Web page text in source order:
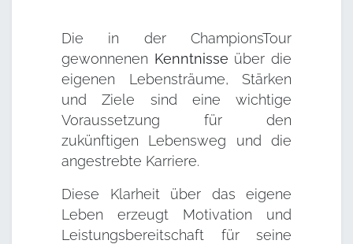
Die in der ChampionsTour
gewonnenen Kenntnisse über die
eigenen Lebensträume, Stärken
und Ziele sind eine wichtige
Voraussetzung für den
zukünftigen Lebensweg und die
angestrebte Karriere.
Diese Klarheit über das eigene
Leben erzeugt Motivation und
Leistungsbereitschaft für seine